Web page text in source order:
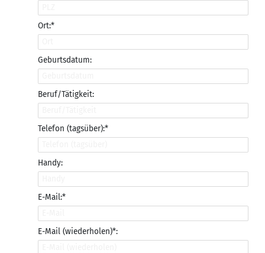
Ort:*
Geburtsdatum:
Beruf/Tätigkeit:
Telefon (tagsüber):*
Handy:
E-Mail:*
E-Mail (wiederholen)*: